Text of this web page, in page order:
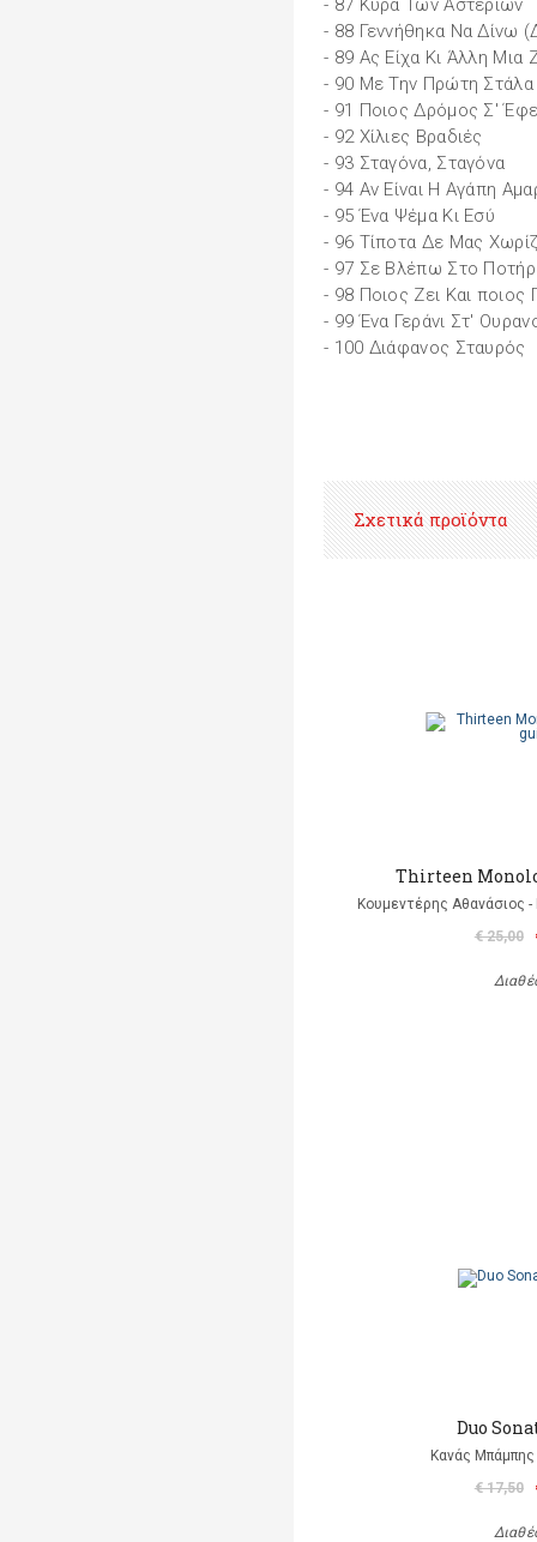
- 87 Κυρά Των Αστεριών
- 88 Γεννήθηκα Να Δίνω
- 89 Ας Είχα Κι Άλλη Μια
- 90 Με Την Πρώτη Στάλα
- 91 Ποιος Δρόμος Σ'
- 92 Χίλιες Βραδιές
- 93 Σταγόνα, Σταγόνα
- 94 Αν Είναι Η Αγάπη
- 95 Ένα Ψέμα Κι Εσύ
- 96 Τίποτα Δε Μας
- 97 Σε Βλέπω Στο
- 98 Ποιος Ζει Και ποιος
- 99 Ένα Γεράνι Στ'
- 100 Διάφανος Σταυρός
Σχετικά προϊόντα
Thirteen
Κουμεντέρης Αθανάσιος
€ 25,00
Duo
Κανάς
€ 17,50